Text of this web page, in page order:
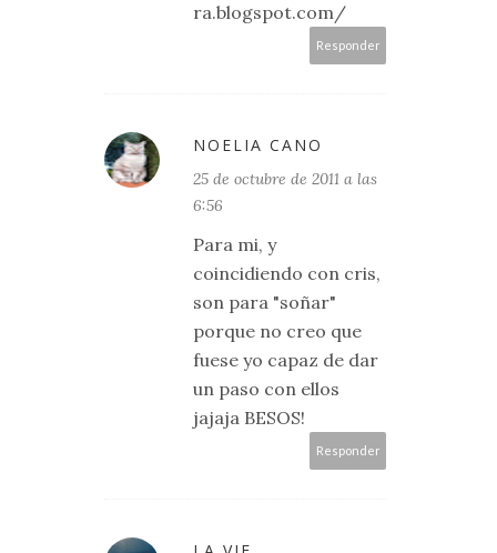
ra.blogspot.com/
Responder
NOELIA CANO
25 de octubre de 2011 a las
6:56
Para mi, y
coincidiendo con cris,
son para "soñar"
porque no creo que
fuese yo capaz de dar
un paso con ellos
jajaja BESOS!
Responder